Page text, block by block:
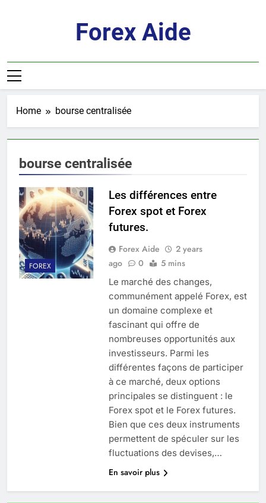
Forex Aide
Home bourse centralisée
bourse centralisée
FOREX
Les différences entre
Forex spot et Forex
futures.
Forex Aide
2 years
ago
0 5 mins
Le marché des changes,
communément appelé Forex, est
un domaine complexe et
fascinant qui offre de
nombreuses opportunités aux
investisseurs. Parmi les
différentes façons de participer
à ce marché, deux options
principales se distinguent : le
Forex spot et le Forex futures.
Bien que ces deux instruments
permettent de spéculer sur les
fluctuations des devises,…
En savoir plus